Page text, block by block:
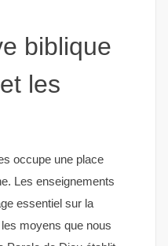
biblique
les
occupe une place
Les enseignements
essentiel sur la
moyens que nous